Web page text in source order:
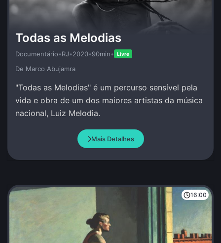
Todas as Melodias
Documentário•RJ•2020•90min• Livre
De Marco Abujamra
"Todas as Melodias" é um percurso sensível pela
vida e obra de um dos maiores artistas da música
nacional, Luiz Melodia.
Mais Detalhes
16:00